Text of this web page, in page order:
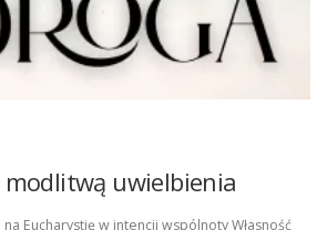
modlitwą uwielbienia
Eucharystię w intencji wspólnoty Własność